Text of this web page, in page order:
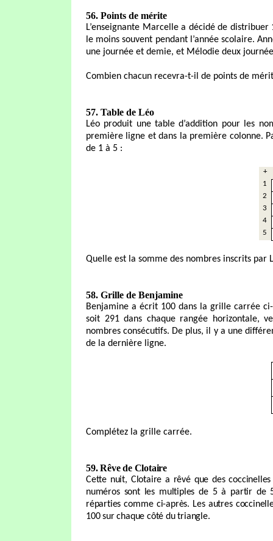
56. Points de mérite
L’enseignante Marcelle a décidé de
le moins souvent pendant l’année scolaire.
une journée et demie, et Mélodie deux
Combien chacun recevra-t-il de points de
57. Table de Léo
Léo produit une table d’addition pour les
première ligne et dans la première colonne.
de 1 à 5 :
+
1
2
3
4
5
Quelle est la somme des nombres inscrits par
58. Grille de Benjamine
Benjamine a écrit 100 dans la grille carrée
soit 291 dans chaque rangée horizontale,
nombres consécutifs. De plus, il y a une
de la dernière ligne.
Complétez la grille carrée.
59. Rêve de Clotaire
Cette nuit, Clotaire a rêvé que des
numéros sont les multiples de 5 à partir de
réparties comme ci-après. Les autres
100 sur chaque côté du triangle.